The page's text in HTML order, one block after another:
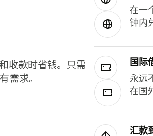
收款时省钱。只需
需求。
在一
钟内
国际
永远
在国
汇款